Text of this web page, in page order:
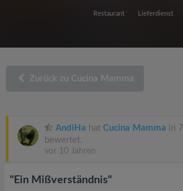
Restaurant Lieferdienst
Zurück zu Cucina Mamma
AndiHa hat Cucina Mamma in
bewertet.
vor 10 Jahren
"Ein Mißverständnis"
a